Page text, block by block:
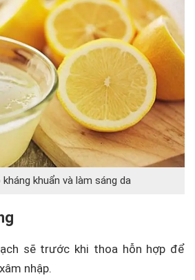
kháng khuẩn và làm sáng da
sẽ trước khi thoa hỗn hợp để
nhập.